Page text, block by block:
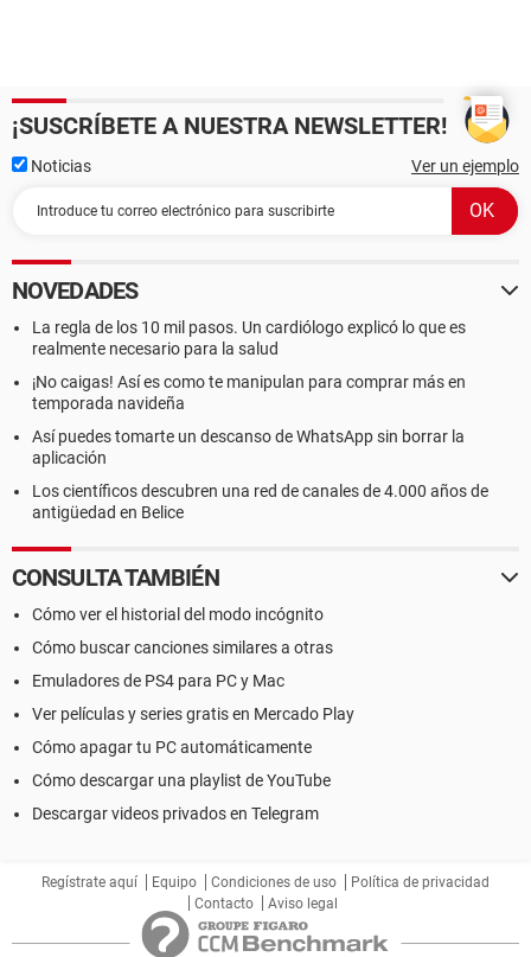
¡SUSCRÍBETE A NUESTRA NEWSLETTER!
Noticias Ver un ejemplo
NOVEDADES
La regla de los 10 mil pasos. Un cardiólogo explicó lo que es
realmente necesario para la salud
¡No caigas! Así es como te manipulan para comprar más en
temporada navideña
Así puedes tomarte un descanso de WhatsApp sin borrar la
aplicación
Los científicos descubren una red de canales de 4.000 años de
antigüedad en Belice
CONSULTA TAMBIÉN
Cómo ver el historial del modo incógnito
Cómo buscar canciones similares a otras
Emuladores de PS4 para PC y Mac
Ver películas y series gratis en Mercado Play
Cómo apagar tu PC automáticamente
Cómo descargar una playlist de YouTube
Descargar videos privados en Telegram
Regístrate aquí Equipo Condiciones de uso
Política de privacidad
Contacto
Aviso legal